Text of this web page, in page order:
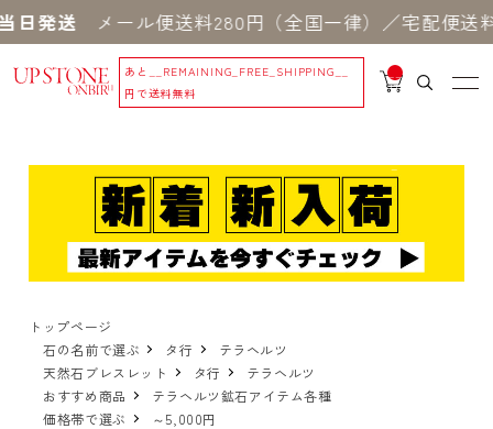
発送メール便送料280円（全国一律）／宅配便送
あと
__REMAINING_FREE_SHIPPING__
円で送料無料
__
IT
_
トップページ
石の名前で選ぶ
タ行
テラヘルツ
天然石ブレスレット
タ行
テラヘルツ
おすすめ商品
テラヘルツ鉱石アイテム各種
価格帯で選ぶ
～5,000円